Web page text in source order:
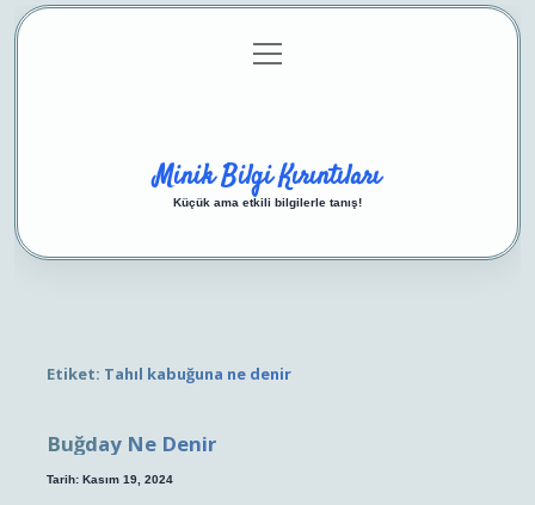
Gizlilik Politikası
menüyü
aç
Minik Bilgi Kırıntıları
Küçük ama etkili bilgilerle tanış!
Etiket: Tahıl kabuğuna ne denir
Buğday Ne Denir
Tarih: Kasım 19, 2024